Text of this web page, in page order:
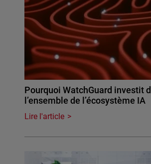
Pourquoi WatchGuard investit
l’ensemble de l’écosystème IA
Lire l'article